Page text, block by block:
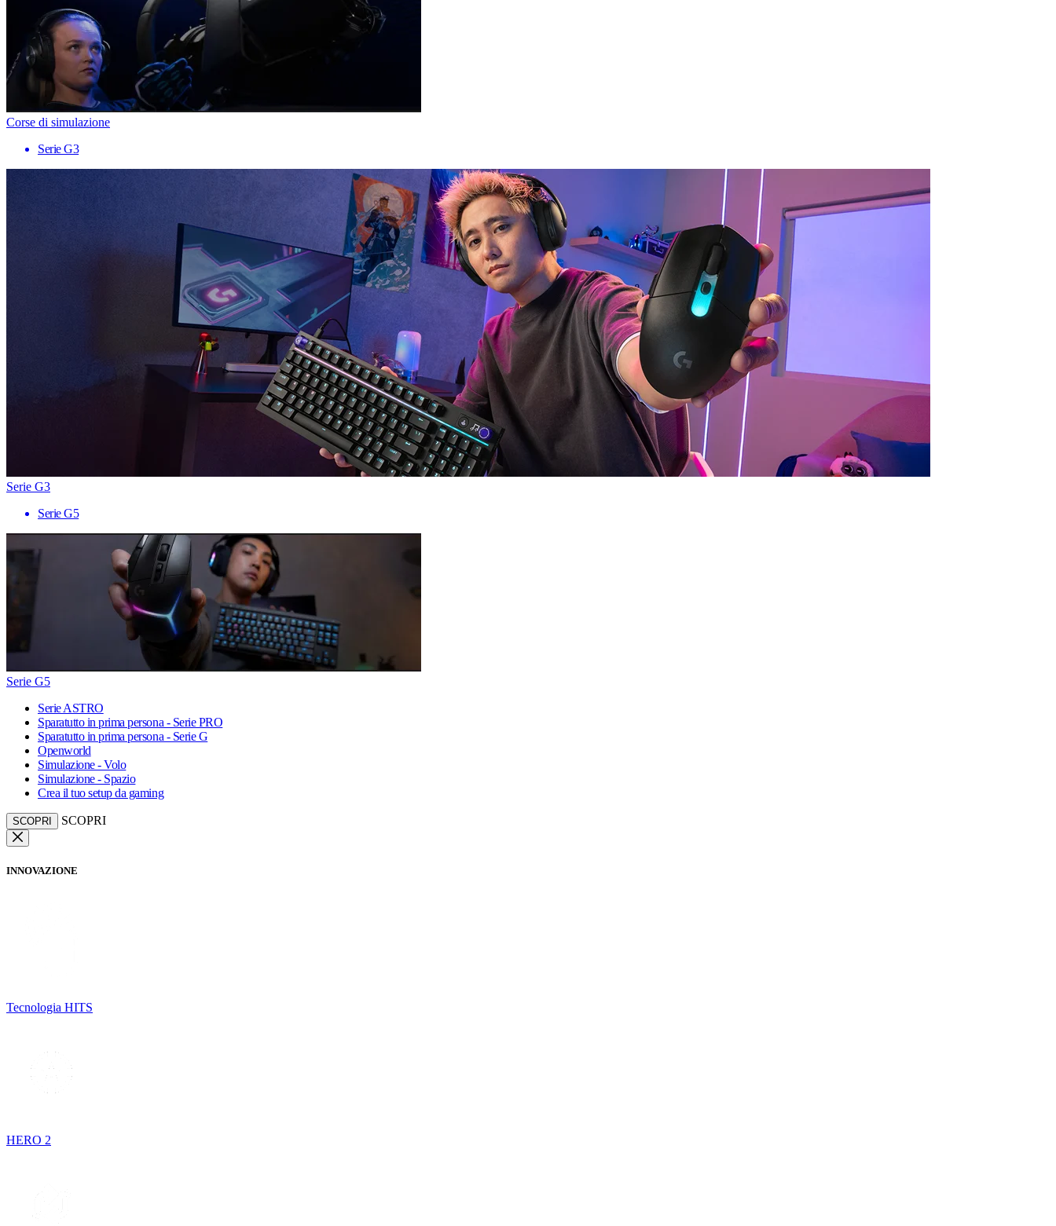
Corse di simulazione
Serie G3
Serie G3
Serie G5
Serie G5
Serie ASTRO
Sparatutto in prima persona - Serie PRO
Sparatutto in prima persona - Serie G
Openworld
Simulazione - Volo
Simulazione - Spazio
Crea il tuo setup da gaming
SCOPRI SCOPRI
INNOVAZIONE
Tecnologia HITS
HERO 2